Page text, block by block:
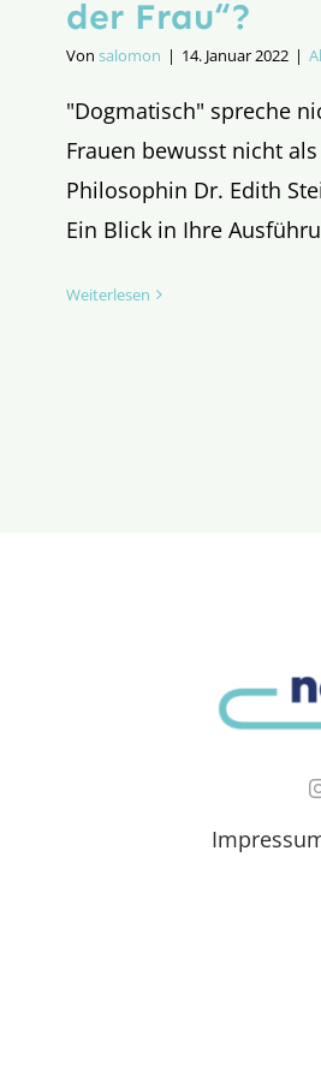
der Frau“?
Von salomon | 14. Januar 2022 |
"Dogmatisch" spreche
Frauen bewusst nicht
Philosophin Dr. Edith
Ein Blick in Ihre
Weiterlesen